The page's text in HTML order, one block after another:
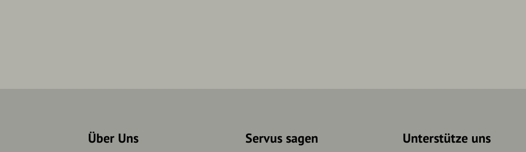
Über Uns Servus sagen Unterstütze uns